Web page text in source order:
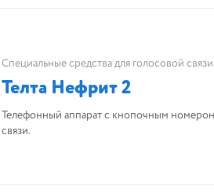
Специальные средства для голосовой связи
Телта Нефрит 2
Телефонный аппарат с кнопочным
связи.